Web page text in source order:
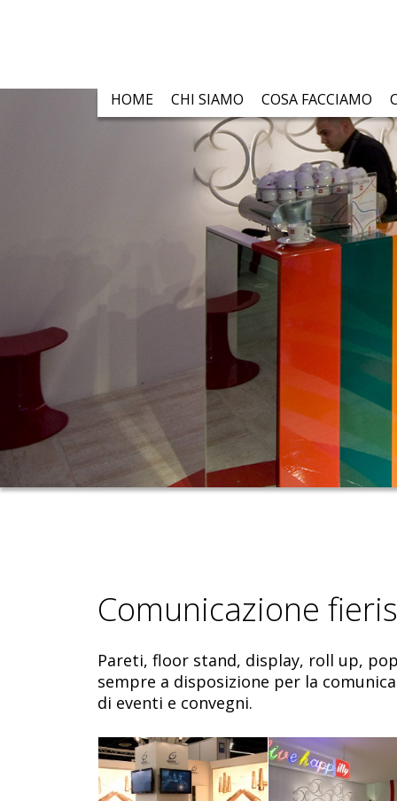
HOME CHI SIAMO COSA FACCIAMO
Comunicazione
Pareti, floor stand, display, roll up,
sempre a disposizione per la
di eventi e convegni.